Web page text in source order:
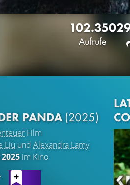
102.350
Aufrufe
PANDA (2025)
Film
Liu und Alexandra Lamy
im Kino